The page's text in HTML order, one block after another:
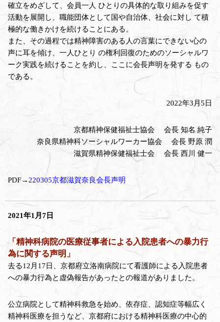
確立をめざして、会員一人 ひとりの具体的な取り組みを促す
活動を展開し、職能団体として国や自治体、社会に対し て積
極的な働きかけを続けることにある。
また、その過程では精神障害のある人の言葉にできない心の
声に耳を傾け、一人ひとり の権利回復のためのソーシャルワ
ーク実践を続けることを約し、ここに会長声明を発する もの
である。
2022年3月5日
京都精神保健福祉士協会 会長 知名 純子
奈良県精神科ソーシャルワーカー協会 会長 野原 潤
滋賀県精神保健福祉士会 会長 西川 健一
PDF→220305京都滋賀奈良会長声明
2021年1月7日
「精神科病院の医療従事者による入院患者への暴力行
為に関する声明」
去る12月17日、京都府立洛南病院にて看護師による入院患者
への暴力行為と虚偽報告があったとの報道がありました。
公立病院として精神科救急を始め、依存症、認知症等幅広く
精神科医療を担うなど、京都府における精神科医療の中心的